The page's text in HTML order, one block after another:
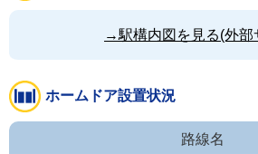
→駅構内図を見る(外部
ホームドア設置状況
路線名